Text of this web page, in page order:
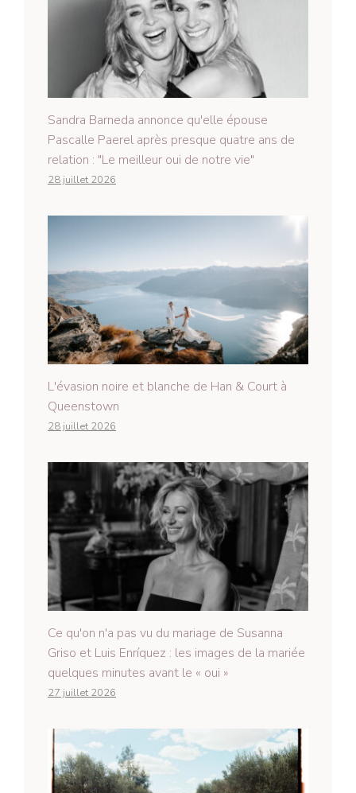
Sandra Barneda annonce qu'elle épouse
Pascalle Paerel après presque quatre ans de
relation : "Le meilleur oui de notre vie"
28 juillet 2026
L'évasion noire et blanche de Han & Court à
Queenstown
28 juillet 2026
Ce qu'on n'a pas vu du mariage de Susanna
Griso et Luis Enríquez : les images de la mariée
quelques minutes avant le « oui »
27 juillet 2026